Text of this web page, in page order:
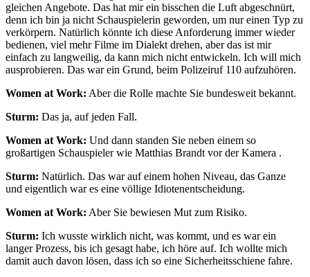
gleichen Angebote. Das hat mir ein bisschen die Luft abgeschnürt,
denn ich bin ja nicht Schauspielerin geworden, um nur einen Typ zu
verkörpern. Natürlich könnte ich diese Anforderung immer wieder
bedienen, viel mehr Filme im Dialekt drehen, aber das ist mir
einfach zu langweilig, da kann mich nicht entwickeln. Ich will mich
ausprobieren. Das war ein Grund, beim Polizeiruf 110 aufzuhören.
Women at Work: Aber die Rolle machte Sie bundesweit bekannt.
Sturm: Das ja, auf jeden Fall.
Women at Work: Und dann standen Sie neben einem so
großartigen Schauspieler wie Matthias Brandt vor der Kamera .
Sturm: Natürlich. Das war auf einem hohen Niveau, das Ganze
und eigentlich war es eine völlige Idiotenentscheidung.
Women at Work: Aber Sie bewiesen Mut zum Risiko.
Sturm: Ich wusste wirklich nicht, was kommt, und es war ein
langer Prozess, bis ich gesagt habe, ich höre auf. Ich wollte mich
damit auch davon lösen, dass ich so eine Sicherheitsschiene fahre.